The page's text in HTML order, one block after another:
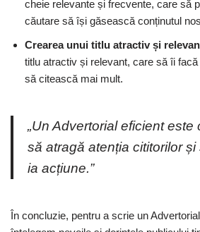
cheie relevante și frecvente, care să
căutare să își găsească conținutul
Crearea unui titlu atractiv și
titlu atractiv și relevant, care să îi
să citească mai mult.
„Un Advertorial eficient
să atragă atenția cititorilor
ia acțiune.”
În concluzie, pentru a scrie un